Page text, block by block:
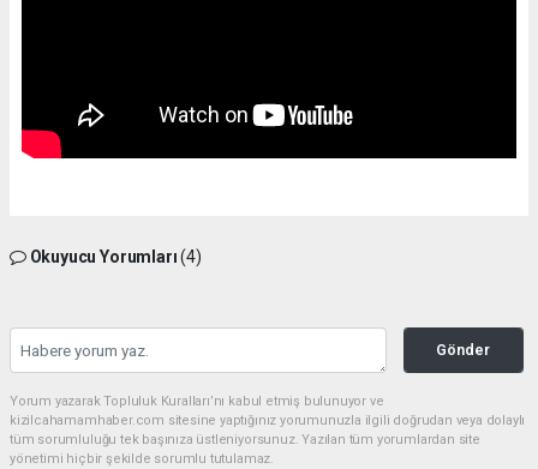
Okuyucu Yorumları(4)
Gönder
Yorum yazarak Topluluk Kuralları’nı kabul etmiş bulunuyor ve
kizilcahamamhaber.com sitesine yaptığınız yorumunuzla ilgili doğrudan veya dolaylı
tüm sorumluluğu tek başınıza üstleniyorsunuz. Yazılan tüm yorumlardan site
yönetimi hiçbir şekilde sorumlu tutulamaz.